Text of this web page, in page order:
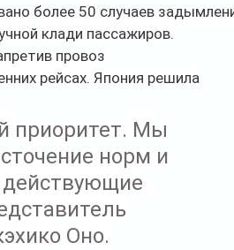
более 50 случаев
клади пассажиров.
провоз
рейсах. Япония решила
приоритет. Мы
норм и
Оно.